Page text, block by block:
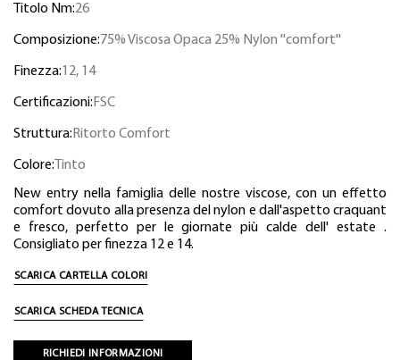
Titolo Nm:26
Composizione:75% Viscosa Opaca 25% Nylon ''comfort''
Finezza:12, 14
Certificazioni: FSC
Struttura: Ritorto Comfort
Colore: Tinto
New entry nella famiglia delle nostre viscose, con un effetto
comfort dovuto alla presenza del nylon e dall'aspetto craquant
e fresco, perfetto per le giornate più calde dell' estate .
Consigliato per finezza 12 e 14.
SCARICA CARTELLA COLORI
SCARICA SCHEDA TECNICA
RICHIEDI INFORMAZIONI